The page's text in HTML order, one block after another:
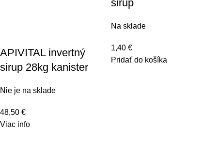
APIVITAL invertný
sirup 28kg kanister
Nie je na sklade
48,50 €
Viac info
sirup
Na sklade
1,40 €
Pridať do košíka